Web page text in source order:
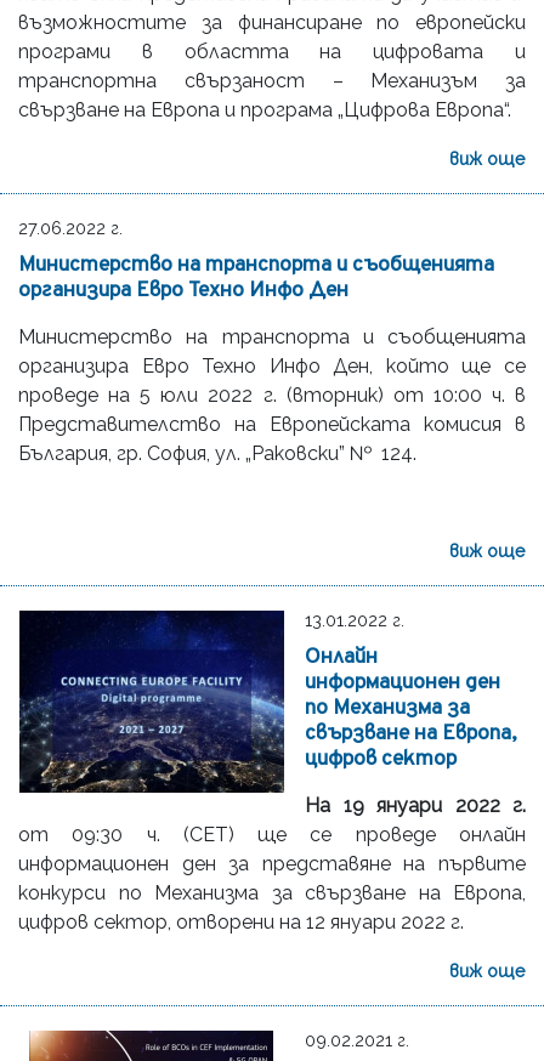
възможностите за финансиране по европейски
програми в областта на цифровата и
транспортна свързаност – Механизъм за
свързване на Европа и програма „Цифрова Европа“.
виж още
27.06.2022 г.
Министерство на транспорта и съобщенията
организира Евро Техно Инфо Ден
Министерство на транспорта и съобщенията
организира Евро Техно Инфо Ден, който ще се
проведе на 5 юли 2022 г. (вторник) от 10:00 ч. в
Представителство на Европейската комисия в
България, гр. София, ул. „Раковски” № 124.
виж още
13.01.2022 г.
Онлайн
информационен ден
по Механизма за
свързване на Европа,
цифров сектор
На 19 януари 2022 г.
от 09:30 ч. (CET) ще се проведе онлайн
информационен ден за представяне на първите
конкурси по Механизма за свързване на Европа,
цифров сектор, отворени на 12 януари 2022 г.
виж още
09.02.2021 г.